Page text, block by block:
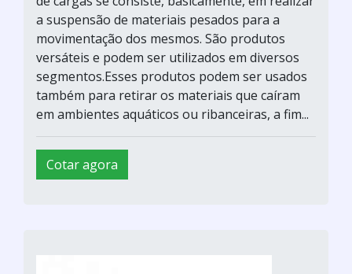
a suspensão de materiais pesados para a
movimentação dos mesmos. São produtos
versáteis e podem ser utilizados em diversos
segmentos.Esses produtos podem ser usados
também para retirar os materiais que caíram
em ambientes aquáticos ou ribanceiras, a fim...
Cotar agora